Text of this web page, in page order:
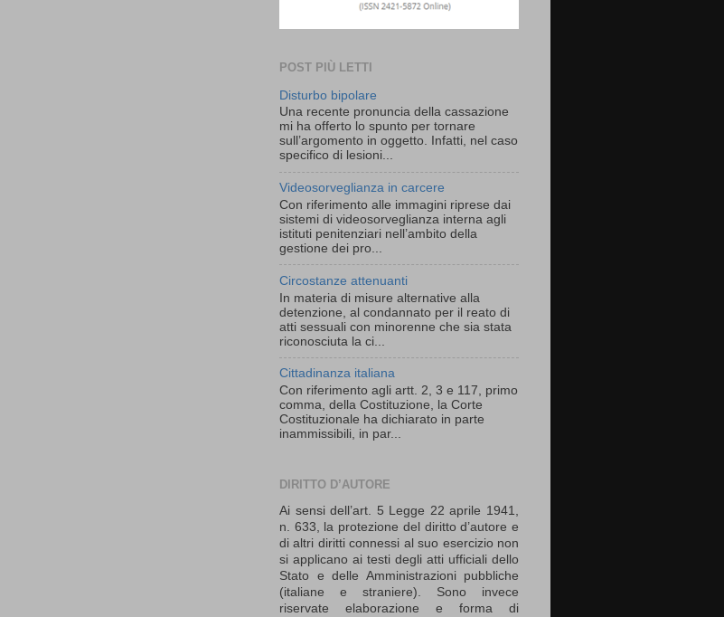
POST PIÙ LETTI
Disturbo bipolare
Una recente pronuncia della cassazione
mi ha offerto lo spunto per tornare
sull’argomento in oggetto. Infatti, nel caso
specifico di lesioni...
Videosorveglianza in carcere
Con riferimento alle immagini riprese dai
sistemi di videosorveglianza interna agli
istituti penitenziari nell’ambito della
gestione dei pro...
Circostanze attenuanti
In materia di misure alternative alla
detenzione, al condannato per il reato di
atti sessuali con minorenne che sia stata
riconosciuta la ci...
Cittadinanza italiana
Con riferimento agli artt. 2, 3 e 117, primo
comma, della Costituzione, la Corte
Costituzionale ha dichiarato in parte
inammissibili, in par...
DIRITTO D’AUTORE
Ai sensi dell’art. 5 Legge 22 aprile 1941,
n. 633, la protezione del diritto d’autore e
di altri diritti connessi al suo esercizio non
si applicano ai testi degli atti ufficiali dello
Stato e delle Amministrazioni pubbliche
(italiane e straniere). Sono invece
riservate elaborazione e forma di